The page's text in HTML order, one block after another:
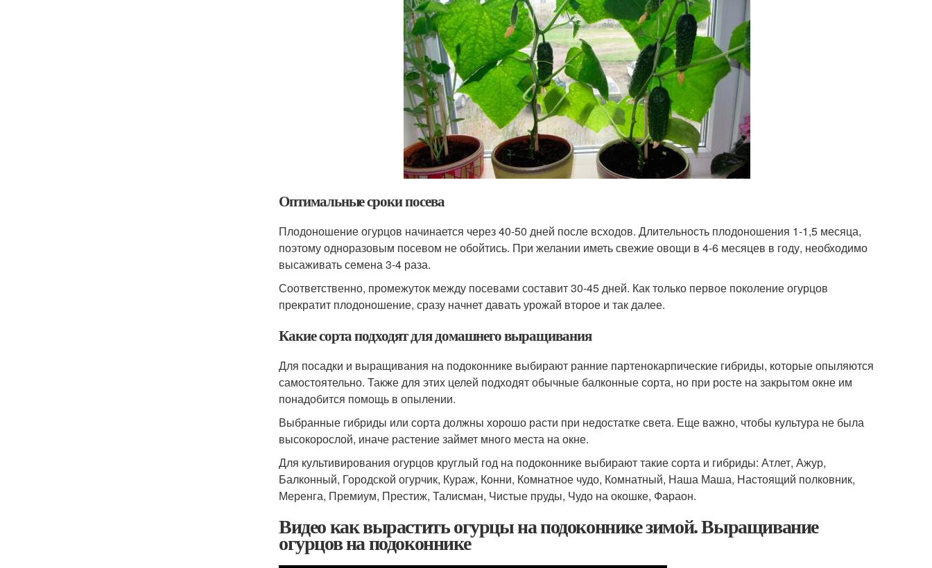
Оптимальные сроки посева
Плодоношение огурцов начинается через 40-50 дней после всходов. Длительность плодоношения 1-1,5 месяца,
поэтому одноразовым посевом не обойтись. При желании иметь свежие овощи в 4-6 месяцев в году, необходимо
высаживать семена 3-4 раза.
Соответственно, промежуток между посевами составит 30-45 дней. Как только первое поколение огурцов
прекратит плодоношение, сразу начнет давать урожай второе и так далее.
Какие сорта подходят для домашнего выращивания
Для посадки и выращивания на подоконнике выбирают ранние партенокарпические гибриды, которые опыляются
самостоятельно. Также для этих целей подходят обычные балконные сорта, но при росте на закрытом окне им
понадобится помощь в опылении.
Выбранные гибриды или сорта должны хорошо расти при недостатке света. Еще важно, чтобы культура не была
высокорослой, иначе растение займет много места на окне.
Для культивирования огурцов круглый год на подоконнике выбирают такие сорта и гибриды: Атлет, Ажур,
Балконный, Городской огурчик, Кураж, Конни, Комнатное чудо, Комнатный, Наша Маша, Настоящий полковник,
Меренга, Премиум, Престиж, Талисман, Чистые пруды, Чудо на окошке, Фараон.
Видео как вырастить огурцы на подоконнике зимой. Выращивание
огурцов на подоконнике